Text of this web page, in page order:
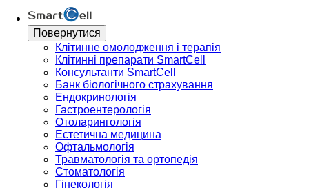
Повернутися
Клітинне омолодження і терапія
Клітинні препарати SmartCell
Консультанти SmartCell
Банк бiологiчного страхування
Ендокринологія
Гастроентерологія
Отоларингологія
Естетична медицина
Офтальмологія
Травматологія та ортопедія
Стоматологія
Гінекологія